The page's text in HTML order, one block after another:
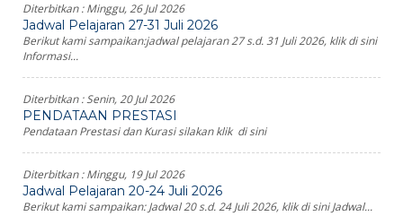
Diterbitkan :Minggu, 26 Jul 2026
Jadwal Pelajaran 27-31 Juli 2026
Berikut kami sampaikan:jadwal pelajaran 27 s.d. 31 Juli 2026, klik di sini
Informasi...
Diterbitkan :Senin, 20 Jul 2026
PENDATAAN PRESTASI
Pendataan Prestasi dan Kurasi silakan klik di sini
Diterbitkan :Minggu, 19 Jul 2026
Jadwal Pelajaran 20-24 Juli 2026
Berikut kami sampaikan: Jadwal 20 s.d. 24 Juli 2026, klik di sini Jadwal...